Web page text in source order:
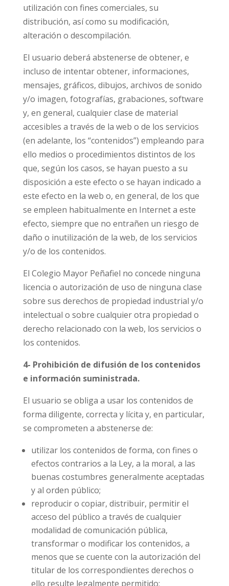
utilización con fines comerciales, su
distribución, así como su modificación,
alteración o descompilación.
El usuario deberá abstenerse de obtener, e
incluso de intentar obtener, informaciones,
mensajes, gráficos, dibujos, archivos de sonido
y/o imagen, fotografías, grabaciones, software
y, en general, cualquier clase de material
accesibles a través de la web o de los servicios
(en adelante, los “contenidos”) empleando para
ello medios o procedimientos distintos de los
que, según los casos, se hayan puesto a su
disposición a este efecto o se hayan indicado a
este efecto en la web o, en general, de los que
se empleen habitualmente en Internet a este
efecto, siempre que no entrañen un riesgo de
daño o inutilización de la web, de los servicios
y/o de los contenidos.
El Colegio Mayor Peñafiel no concede ninguna
licencia o autorización de uso de ninguna clase
sobre sus derechos de propiedad industrial y/o
intelectual o sobre cualquier otra propiedad o
derecho relacionado con la web, los servicios o
los contenidos.
4- Prohibición de difusión de los contenidos
e información suministrada.
El usuario se obliga a usar los contenidos de
forma diligente, correcta y lícita y, en particular,
se comprometen a abstenerse de:
utilizar los contenidos de forma, con fines o
efectos contrarios a la Ley, a la moral, a las
buenas costumbres generalmente aceptadas
y al orden público;
reproducir o copiar, distribuir, permitir el
acceso del público a través de cualquier
modalidad de comunicación pública,
transformar o modificar los contenidos, a
menos que se cuente con la autorización del
titular de los correspondientes derechos o
ello resulte legalmente permitido;